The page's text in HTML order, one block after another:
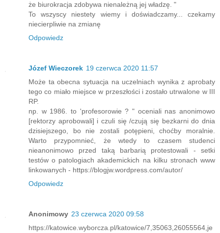
że biurokracja zdobywa nienależną jej władzę. "
To wszyscy niestety wiemy i doświadczamy... czekamy
niecierpliwie na zmianę
Odpowiedz
Józef Wieczorek 19 czerwca 2020 11:57
Może ta obecna sytuacja na uczelniach wynika z aprobaty
tego co miało miejsce w przeszłości i zostało utrwalone w III
RP.
np. w 1986. to 'profesorowie ? " oceniali nas anonimowo
[rektorzy aprobowali] i czuli się /czują się bezkarni do dnia
dzisiejszego, bo nie zostali potępieni, choćby moralnie.
Warto przypomnieć, że wtedy to czasem studenci
nieanonimowo przed taką barbarią protestowali - setki
testów o patologiach akademickich na kilku stronach www
linkowanych - https://blogjw.wordpress.com/autor/
Odpowiedz
Anonimowy 23 czerwca 2020 09:58
https://katowice.wyborcza.pl/katowice/7,35063,26055564,je